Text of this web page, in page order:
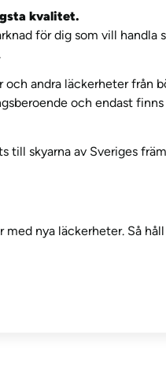
kvalitet.
för dig som vill handla
och andra läckerheter från
och endast
till skyarna av Sveriges
nya läckerheter. Så